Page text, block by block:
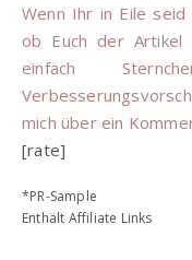
Wenn Ihr in Eile
ob Euch der
einfach
mich über ein
[rate]
*PR-Sample
Enthält Affiliate Links